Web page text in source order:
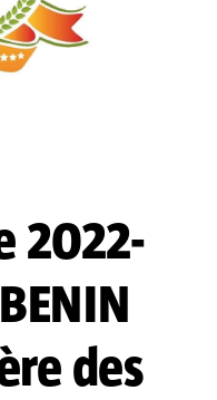
2022-
des